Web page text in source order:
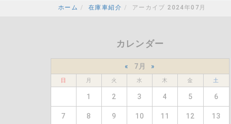
ホーム 在庫車紹介 アーカイブ 2024年07月
カレンダー
« 7月 »
日 月 火 水 木 金 土
1 2 3 4 5 6
7 8 9 10 11 12 13